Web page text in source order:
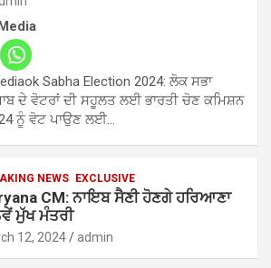
Sabha Election 2024: ਲੋਕ ਸਭਾ
ਦੇ ਵੋਟਰਾਂ ਦੀ ਸਹੂਲਤ ਲਈ ਭਾਰਤੀ ਚੋਣ ਕਮਿਸ਼ਨ
ਨੂੰ ਵੋਟ ਪਾਉਣ ਲਈ…
NEWS EXCLUSIVE
CM: ਨਾਇਬ ਸੈਣੀ ਹੋਣਗੇ ਹਰਿਆਣਾ
ਮੁੱਖ ਮੰਤਰੀ
12, 2024 admin